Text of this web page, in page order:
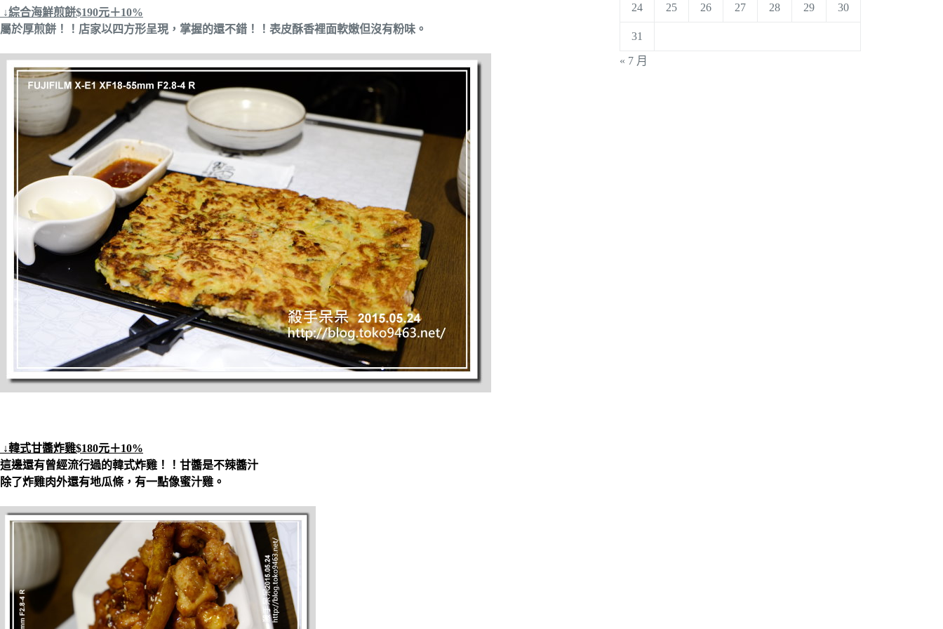
↓綜合海鮮煎餅$190元＋10%
屬於厚煎餅！！店家以四方形呈現，掌握的還不錯！！表皮酥香裡面軟嫩但沒有粉味。
↓韓式甘醬炸雞$180元＋10%
這邊還有曾經流行過的韓式炸雞！！甘醬是不辣醬汁
除了炸雞肉外還有地瓜條，有一點像蜜汁雞。
24 25 26 27 28 29 30
31
« 7 月